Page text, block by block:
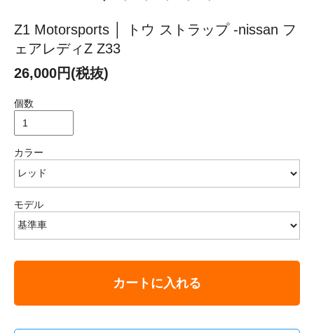
Z1 Motorsports │ トウ ストラップ -nissan フ
ェアレディZ Z33
26,000円(税抜)
個数
カラー
モデル
カートに入れる